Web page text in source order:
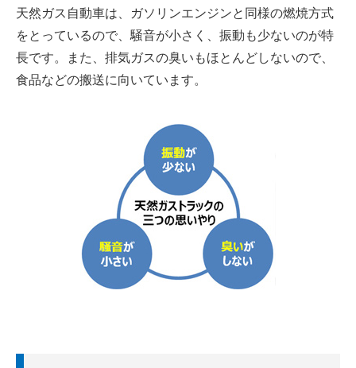
天然ガス自動車は、ガソリンエンジンと同様の燃焼方式
をとっているので、騒音が小さく、振動も少ないのが特
長です。また、排気ガスの臭いもほとんどしないので、
食品などの搬送に向いています。